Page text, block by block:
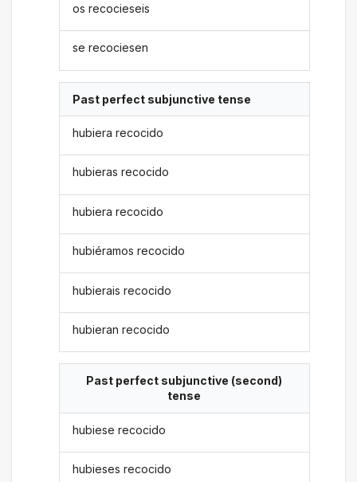
os recocieseis
se recociesen
Past perfect subjunctive tense
hubiera recocido
hubieras recocido
hubiera recocido
hubiéramos recocido
hubierais recocido
hubieran recocido
Past perfect subjunctive (second)
tense
hubiese recocido
hubieses recocido